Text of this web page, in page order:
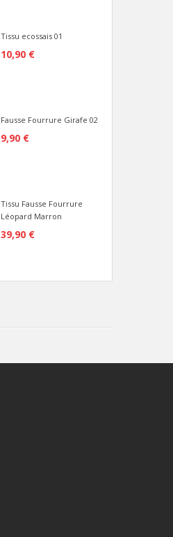
Tissu ecossais 01
10,90 €
Fausse Fourrure Girafe 02
9,90 €
Tissu Fausse Fourrure
Léopard Marron
39,90 €